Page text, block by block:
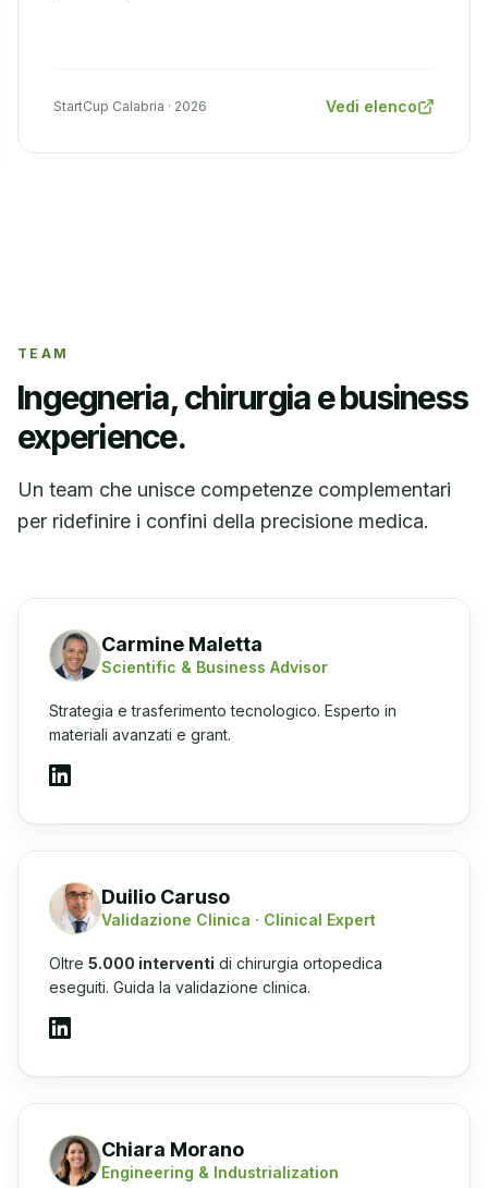
StartCup Calabria · 2026 Vedi elenco
TEAM
Ingegneria, chirurgia e business
experience.
Un team che unisce competenze complementari
per ridefinire i confini della precisione medica.
Carmine Maletta
Scientific & Business Advisor
Strategia e trasferimento tecnologico. Esperto in
materiali avanzati e grant.
Duilio Caruso
Validazione Clinica · Clinical Expert
Oltre 5.000 interventi di chirurgia ortopedica
eseguiti. Guida la validazione clinica.
Chiara Morano
Engineering & Industrialization